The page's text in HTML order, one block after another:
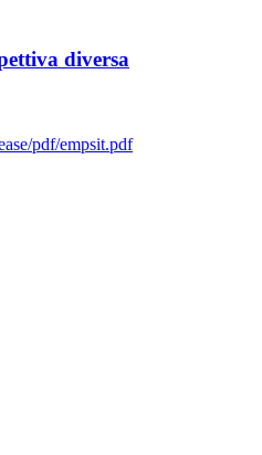
diversa
pdf/empsit.pdf